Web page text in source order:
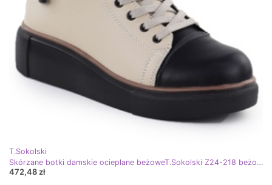
T.Sokolski
Skórzane botki damskie ocieplane beżoweT.Sokolski Z24-218 beżowy
472,48 zł